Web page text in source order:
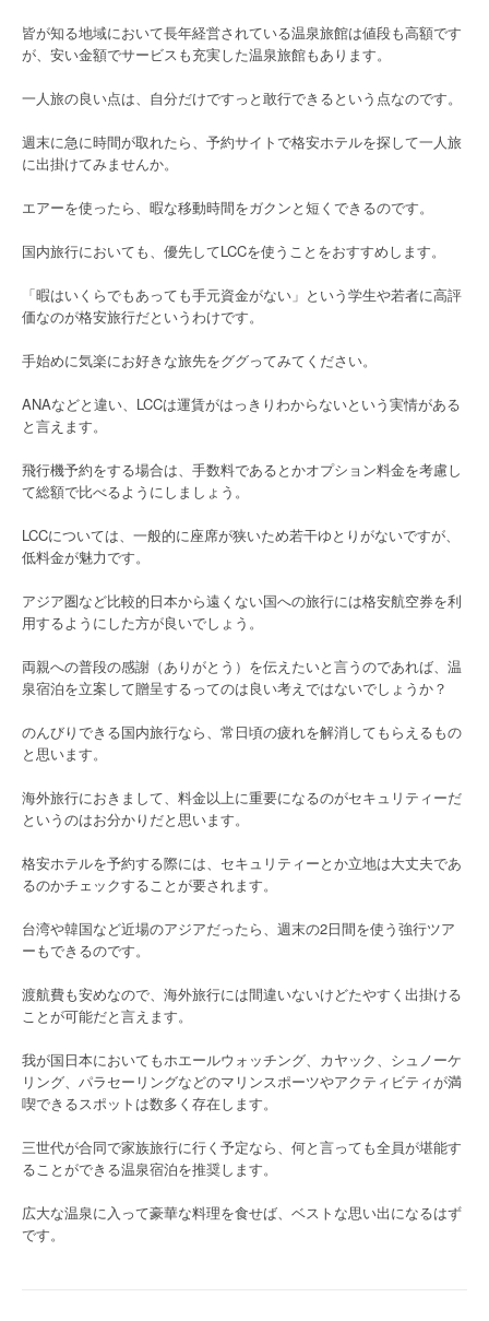
皆が知る地域において長年経営されている温泉旅館は値段も高額です
が、安い金額でサービスも充実した温泉旅館もあります。
一人旅の良い点は、自分だけですっと敢行できるという点なのです。
週末に急に時間が取れたら、予約サイトで格安ホテルを探して一人旅
に出掛けてみませんか。
エアーを使ったら、暇な移動時間をガクンと短くできるのです。
国内旅行においても、優先してLCCを使うことをおすすめします。
「暇はいくらでもあっても手元資金がない」という学生や若者に高評
価なのが格安旅行だというわけです。
手始めに気楽にお好きな旅先をググってみてください。
ANAなどと違い、LCCは運賃がはっきりわからないという実情がある
と言えます。
飛行機予約をする場合は、手数料であるとかオプション料金を考慮し
て総額で比べるようにしましょう。
LCCについては、一般的に座席が狭いため若干ゆとりがないですが、
低料金が魅力です。
アジア圏など比較的日本から遠くない国への旅行には格安航空券を利
用するようにした方が良いでしょう。
両親への普段の感謝（ありがとう）を伝えたいと言うのであれば、温
泉宿泊を立案して贈呈するってのは良い考えではないでしょうか？
のんびりできる国内旅行なら、常日頃の疲れを解消してもらえるもの
と思います。
海外旅行におきまして、料金以上に重要になるのがセキュリティーだ
というのはお分かりだと思います。
格安ホテルを予約する際には、セキュリティーとか立地は大丈夫であ
るのかチェックすることが要されます。
台湾や韓国など近場のアジアだったら、週末の2日間を使う強行ツア
ーもできるのです。
渡航費も安めなので、海外旅行には間違いないけどたやすく出掛ける
ことが可能だと言えます。
我が国日本においてもホエールウォッチング、カヤック、シュノーケ
リング、パラセーリングなどのマリンスポーツやアクティビティが満
喫できるスポットは数多く存在します。
三世代が合同で家族旅行に行く予定なら、何と言っても全員が堪能す
ることができる温泉宿泊を推奨します。
広大な温泉に入って豪華な料理を食せば、ベストな思い出になるはず
です。